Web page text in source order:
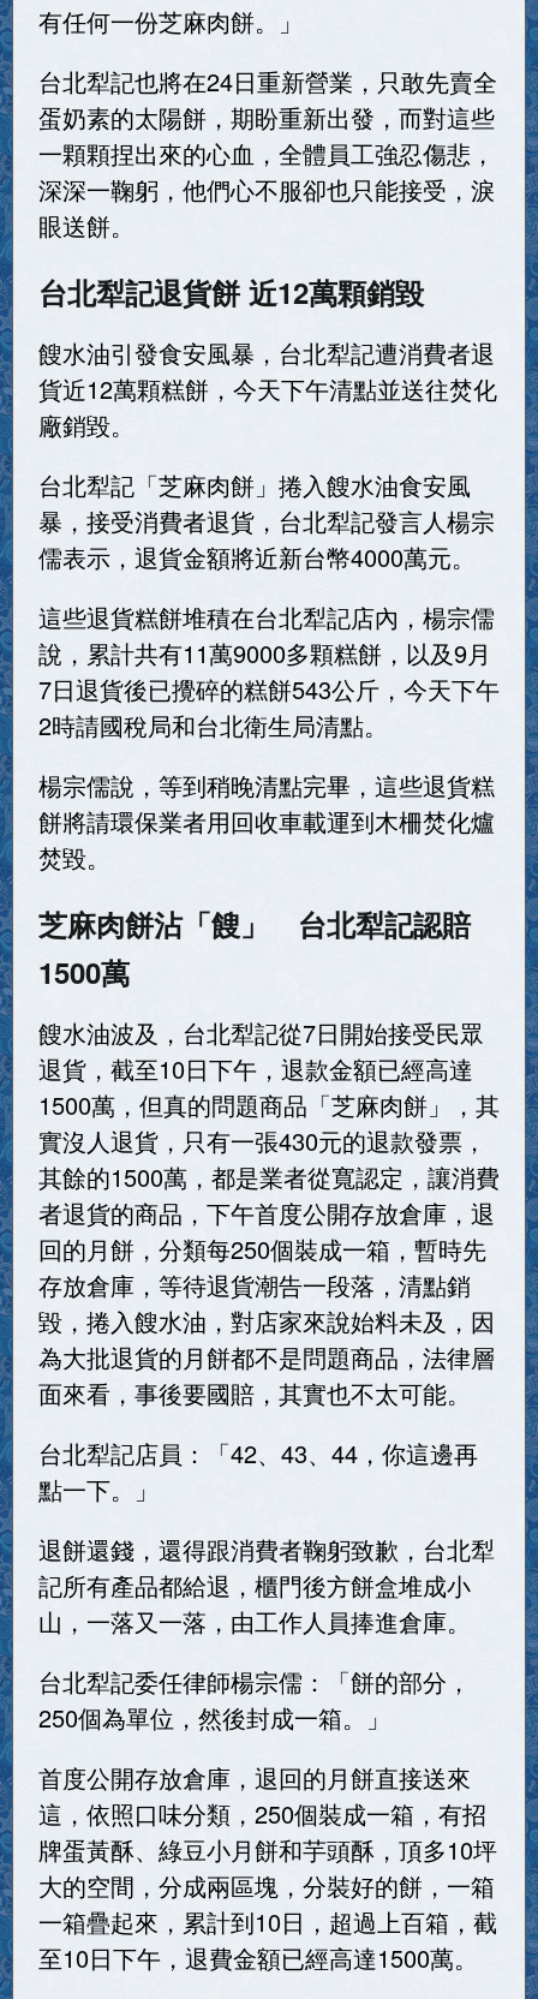
有任何一份芝麻肉餅。」
台北犁記也將在24日重新營業，只敢先賣全
蛋奶素的太陽餅，期盼重新出發，而對這些
一顆顆捏出來的心血，全體員工強忍傷悲，
深深一鞠躬，他們心不服卻也只能接受，淚
眼送餅。
台北犁記退貨餅 近12萬顆銷毀
餿水油引發食安風暴，台北犁記遭消費者退
貨近12萬顆糕餅，今天下午清點並送往焚化
廠銷毀。
台北犁記「芝麻肉餅」捲入餿水油食安風
暴，接受消費者退貨，台北犁記發言人楊宗
儒表示，退貨金額將近新台幣4000萬元。
這些退貨糕餅堆積在台北犁記店內，楊宗儒
說，累計共有11萬9000多顆糕餅，以及9月
7日退貨後已攪碎的糕餅543公斤，今天下午
2時請國稅局和台北衛生局清點。
楊宗儒說，等到稍晚清點完畢，這些退貨糕
餅將請環保業者用回收車載運到木柵焚化爐
焚毀。
芝麻肉餅沾「餿」 台北犁記認賠
1500萬
餿水油波及，台北犁記從7日開始接受民眾
退貨，截至10日下午，退款金額已經高達
1500萬，但真的問題商品「芝麻肉餅」，其
實沒人退貨，只有一張430元的退款發票，
其餘的1500萬，都是業者從寬認定，讓消費
者退貨的商品，下午首度公開存放倉庫，退
回的月餅，分類每250個裝成一箱，暫時先
存放倉庫，等待退貨潮告一段落，清點銷
毀，捲入餿水油，對店家來說始料未及，因
為大批退貨的月餅都不是問題商品，法律層
面來看，事後要國賠，其實也不太可能。
台北犁記店員：「42、43、44，你這邊再
點一下。」
退餅還錢，還得跟消費者鞠躬致歉，台北犁
記所有產品都給退，櫃門後方餅盒堆成小
山，一落又一落，由工作人員捧進倉庫。
台北犁記委任律師楊宗儒：「餅的部分，
250個為單位，然後封成一箱。」
首度公開存放倉庫，退回的月餅直接送來
這，依照口味分類，250個裝成一箱，有招
牌蛋黃酥、綠豆小月餅和芋頭酥，頂多10坪
大的空間，分成兩區塊，分裝好的餅，一箱
一箱疊起來，累計到10日，超過上百箱，截
至10日下午，退費金額已經高達1500萬。